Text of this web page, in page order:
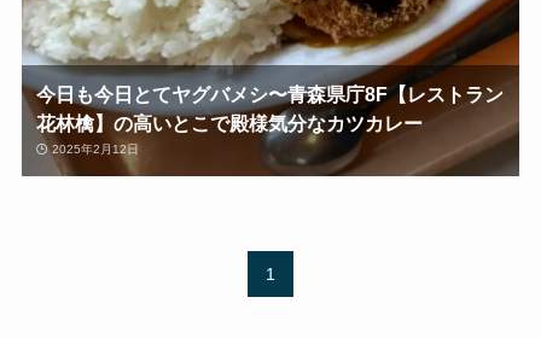
今日も今日とてヤグバメシ〜青森県庁8F【レストラン
花林檎】の高いとこで殿様気分なカツカレー
2025年2月12日
1